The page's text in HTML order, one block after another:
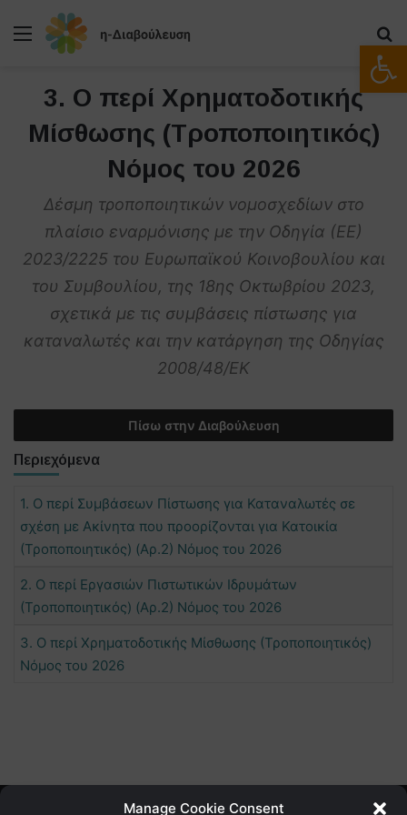
Manage Cookie Consent
Μενού
3. Ο περί Χρηματοδοτικής
Μίσθωσης (Τροποποιητικός)
Νόμος του 2026
Δέσμη τροποποιητικών νομοσχεδίων στο
πλαίσιο εναρμόνισης με την Οδηγία (ΕΕ)
2023/2225 του Ευρωπαϊκού Κοινοβουλίου και
του Συμβουλίου, της 18ης Οκτωβρίου 2023,
σχετικά με τις συμβάσεις πίστωσης για
καταναλωτές και την κατάργηση της Οδηγίας
2008/48/ΕΚ
Πίσω στην Διαβούλευση
Περιεχόμενα
1. Ο περί Συμβάσεων Πίστωσης για Καταναλωτές σε
σχέση με Ακίνητα που προορίζονται για Κατοικία
(Τροποποιητικός) (Αρ.2) Νόμος του 2026
2. Ο περί Εργασιών Πιστωτικών Ιδρυμάτων
(Τροποποιητικός) (Αρ.2) Νόμος του 2026
3. Ο περί Χρηματοδοτικής Μίσθωσης (Τροποποιητικός)
Νόμος του 2026